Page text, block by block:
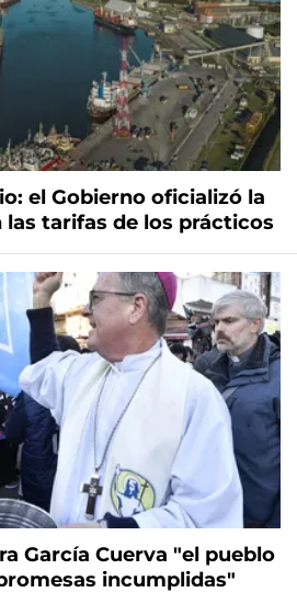
el Gobierno oficializó la
las tarifas de los prácticos
García Cuerva "el pueblo
incumplidas"